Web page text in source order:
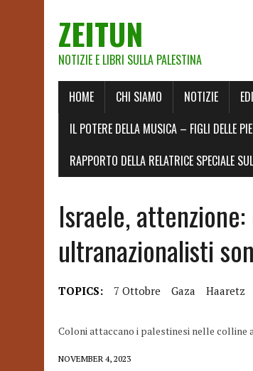
ZEITUN
NOTIZIE E LIBRI SULLA PALESTINA
HOME CHI SIAMO NOTIZIE
IL POTERE DELLA MUSICA – FIGLI DELLE
RAPPORTO DELLA RELATRICE SPECIALE
Israele,
ultranazionalisti
TOPICS: 7 Ottobre Gaza Haaretz
Coloni attaccano i palestinesi nelle colline
NOVEMBER 4, 2023